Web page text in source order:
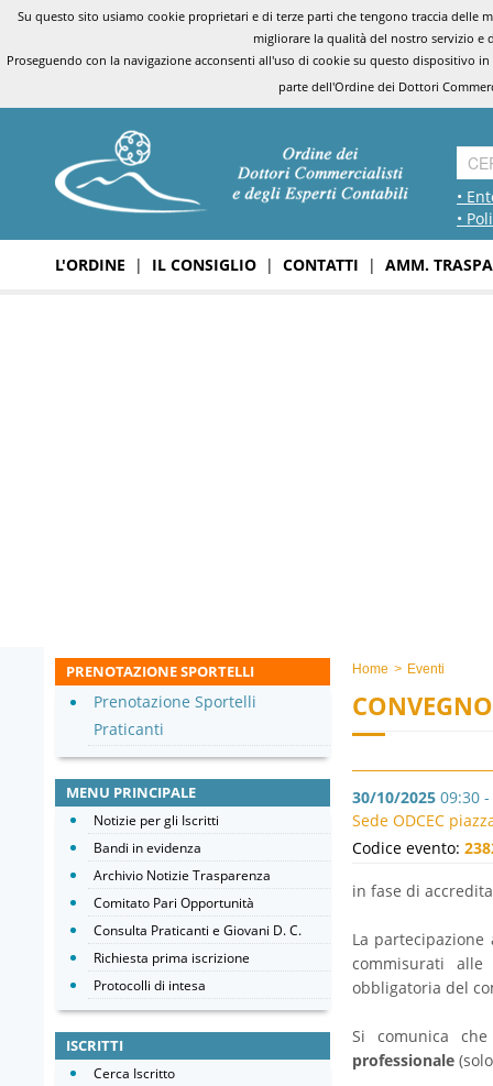
Su questo sito usiamo cookie proprietari e di terze parti che tengono traccia
migliorare la qualità del nostro servizio e
Proseguendo con la navigazione acconsenti all'uso di cookie su questo dispositivo
parte dell'Ordine dei Dottori
•
•
L'ORDINE | IL CONSIGLIO | CONTATTI | AMM.
Home > Eventi
30/10/2025 09:30
Sede ODCEC
Codice evento:
in fase di
La
commisurati
obbligatoria del
Si comunica
professionale
PRENOTAZIONE SPORTELLI
Prenotazione Sportelli
Praticanti
MENU PRINCIPALE
Notizie per gli Iscritti
Bandi in evidenza
Archivio Notizie Trasparenza
Comitato Pari Opportunità
Consulta Praticanti e Giovani D. C.
Richiesta prima iscrizione
Protocolli di intesa
ISCRITTI
Cerca Iscritto